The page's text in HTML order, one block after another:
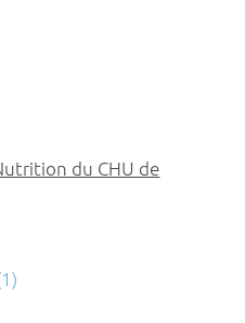
du CHU de